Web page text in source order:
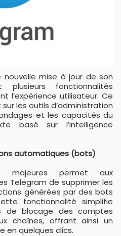
plusieurs fonctionnalités
l’expérience utilisateur. Ce
les outils d’administration
et les capacités du
basé sur l’intelligence
automatiques (bots)
majeures permet aux
Telegram de supprimer les
générées par des bots
fonctionnalité simplifie
de blocage des comptes
chaînes, offrant ainsi un
en quelques clics.